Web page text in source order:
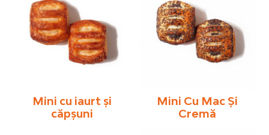
Mini cu iaurt și
căpșuni
Mini Cu Mac Şi
Cremă